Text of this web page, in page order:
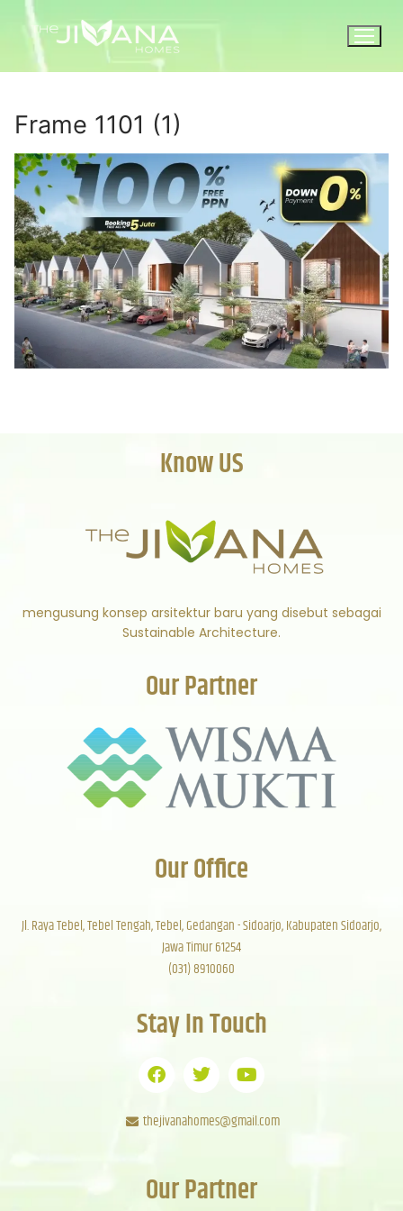
Frame 1101 (1)
Know US
mengusung konsep arsitektur baru yang disebut sebagai
Sustainable Architecture.
Our Partner
Our Office
Jl. Raya Tebel, Tebel Tengah, Tebel, Gedangan - Sidoarjo, Kabupaten Sidoarjo,
Jawa Timur 61254
(031) 8910060
Stay In Touch
thejivanahomes@gmail.com
Our Partner